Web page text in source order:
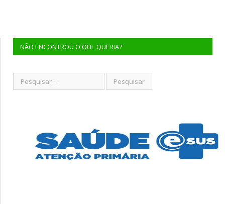
NÃO ENCONTROU O QUE QUERIA?